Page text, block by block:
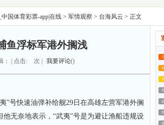
国体育彩票-app|在线 > 军情观察 > 台海风云 > 正文
鱼浮标军港外搁浅
： | 点击: 次 | 我要评论()
”号快速油弹补给舰29日在高雄左营军港外搁
他无奈地表示，“武夷”号是为避让渔船违规设